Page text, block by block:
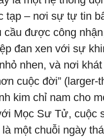
tạp – nơi sự tự tin
cầu được công
đan xen với sự
nhen, và nơi khát
cuộc đời” (larger-
kim chỉ nam cho
Mọc Sư Tử, cuộc
một chuỗi ngày